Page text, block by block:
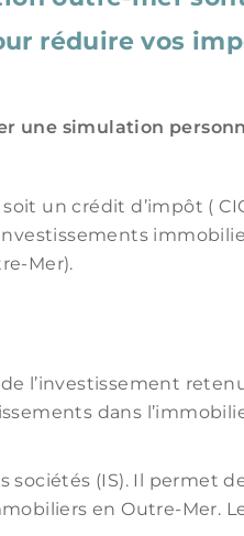
sur les produits par email
la politique de confidentialité *
réduire vos
une simulation
un crédit d’impôt (
Mer).
l’investissement
dans
sociétés (IS). Il permet
en Outre-Mer.